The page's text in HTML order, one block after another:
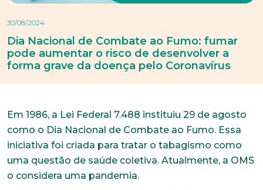
30/08/2024
Dia Nacional de Combate ao Fumo: fumar
pode aumentar o risco de desenvolver a
forma grave da doença pelo Coronavírus
Em 1986, a Lei Federal 7.488 instituiu 29 de agosto
como o Dia Nacional de Combate ao Fumo. Essa
iniciativa foi criada para tratar o tabagismo como
uma questão de saúde coletiva. Atualmente, a OMS
o considera uma pandemia.